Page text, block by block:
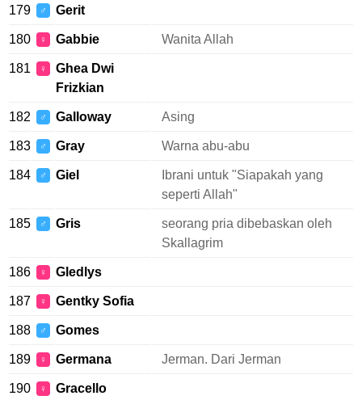
179 ♂ Gerit
180 ♀ Gabbie Wanita Allah
181 ♀
Ghea Dwi
Frizkian
182 ♂ Galloway Asing
183 ♂ Gray Warna abu-abu
184 ♂ Giel
Ibrani untuk "Siapakah yang
seperti Allah"
185 ♂ Gris
seorang pria dibebaskan oleh
Skallagrim
186 ♀ Gledlys
187 ♀ Gentky Sofia
188 ♂ Gomes
189 ♀ Germana Jerman. Dari Jerman
190 ♀
Gracello